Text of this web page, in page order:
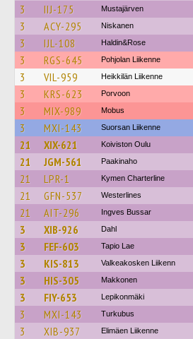
3 IIJ-175 Mustajärven
3 ACY-295 Niskanen
3 IJL-108 Haldin&Rose
3 RGS-645 Pohjolan Liikenne
3 VIL-959 Heikkilän Liikenne
3 KRS-623 Porvoon
3 MIX-989 Mobus
3 MXI-143 Suorsan Liikenne
21 XIX-621 Koiviston Oulu
21 JGM-561 Paakinaho
21 LPR-1 Kymen Charterline
21 GFN-537 Westerlines
21 AIT-296 Ingves Bussar
3 XIB-926 Dahl
3 FEF-603 Tapio Lae
3 KIS-813 Valkeakosken Liikenn
3 HIS-305 Makkonen
3 FIY-653 Lepikonmäki
3 MXI-143 Turkubus
3 XIB-937 Elimäen Liikenne